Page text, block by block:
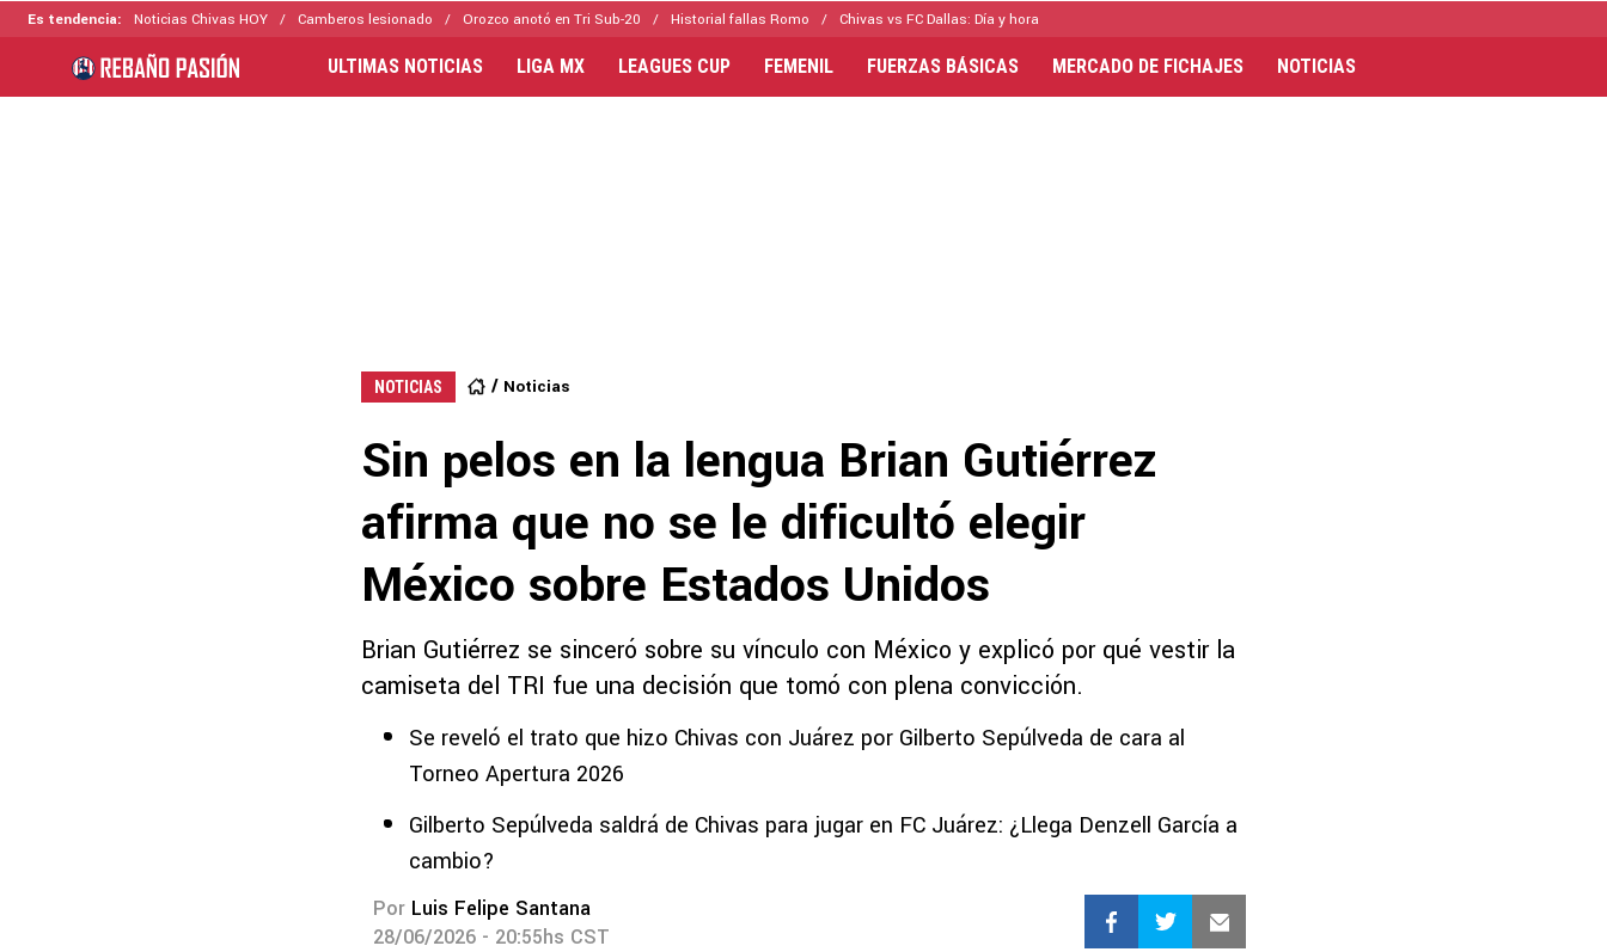
Es tendencia: Noticias Chivas HOY Camberos lesionado Orozco anotó en Tri Sub-20 Historial fallas Romo Chivas vs FC Dallas: Día y hora
ULTIMAS NOTICIAS LIGA MX LEAGUES CUP FEMENIL FUERZAS BÁSICAS MERCADO DE FICHAJES NOTICIAS
NOTICIAS Noticias
Sin pelos en la lengua Brian Gutiérrez
afirma que no se le dificultó elegir
México sobre Estados Unidos
Brian Gutiérrez se sinceró sobre su vínculo con México y explicó por qué vestir la
camiseta del TRI fue una decisión que tomó con plena convicción.
Se reveló el trato que hizo Chivas con Juárez por Gilberto Sepúlveda de cara al
Torneo Apertura 2026
Gilberto Sepúlveda saldrá de Chivas para jugar en FC Juárez: ¿Llega Denzell García a
cambio?
Por Luis Felipe Santana
28/06/2026 - 20:55hs CST